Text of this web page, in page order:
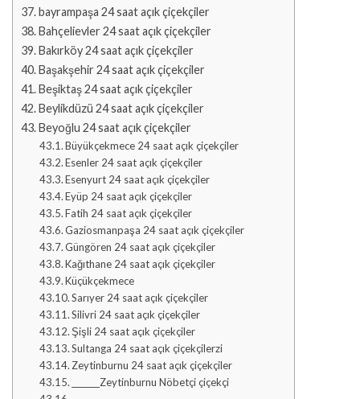
bayrampaşa 24 saat açık çiçekçiler
Bahçelievler 24 saat açık çiçekçiler
Bakırköy 24 saat açık çiçekçiler
Başakşehir 24 saat açık çiçekçiler
Beşiktaş 24 saat açık çiçekçiler
Beylikdüzü 24 saat açık çiçekçiler
Beyoğlu 24 saat açık çiçekçiler
Büyükçekmece 24 saat açık çiçekçiler
Esenler 24 saat açık çiçekçiler
Esenyurt 24 saat açık çiçekçiler
Eyüp 24 saat açık çiçekçiler
Fatih 24 saat açık çiçekçiler
Gaziosmanpaşa 24 saat açık çiçekçiler
Güngören 24 saat açık çiçekçiler
Kağıthane 24 saat açık çiçekçiler
Küçükçekmece
Sarıyer 24 saat açık çiçekçiler
Silivri 24 saat açık çiçekçiler
Şişli 24 saat açık çiçekçiler
Sultanga 24 saat açık çiçekçilerzi
Zeytinburnu 24 saat açık çiçekçiler
_______Zeytinburnu Nöbetçi çiçekçi